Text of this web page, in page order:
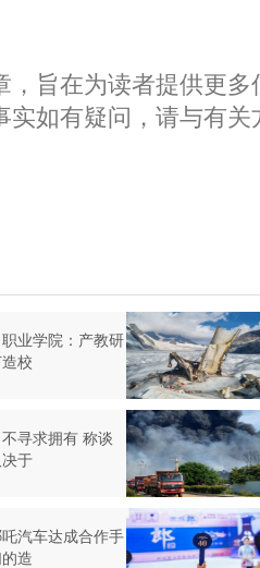
，旨在为读者提供更
实如有疑问，请与有
业学院：产教研
校
寻求拥有 称谈
于
汽车达成合作手
造